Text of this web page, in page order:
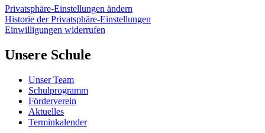
Privatsphäre-Einstellungen ändern
Historie der Privatsphäre-Einstellungen
Einwilligungen widerrufen
Unsere Schule
Unser Team
Schulprogramm
Förderverein
Aktuelles
Terminkalender